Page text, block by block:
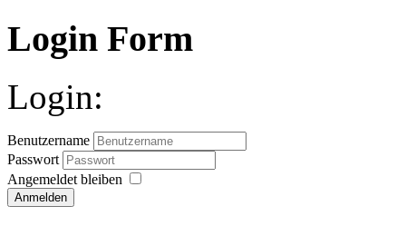
Login Form
Login:
Benutzername
Passwort
Angemeldet bleiben
Anmelden